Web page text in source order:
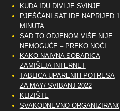
KUDA IDU DIVLJE SVINJE
PJEŠČANI SAT IDE NAPRIJED 10
MINUTA
SAD TO ODJENOM VIŠE NIJE
NEMOGUĆE – PREKO NOĆI
KAKO NAIVNA SOBARICA
ZAMIŠLJA INTERNET
TABLICA UPARENIH POTRESA
ZA MAY/ SVIBANJ 2022
KLIZIŠTE
SVAKODNEVNO ORGANIZIRANO